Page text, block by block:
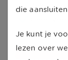
die
Je kunt je
lezen over